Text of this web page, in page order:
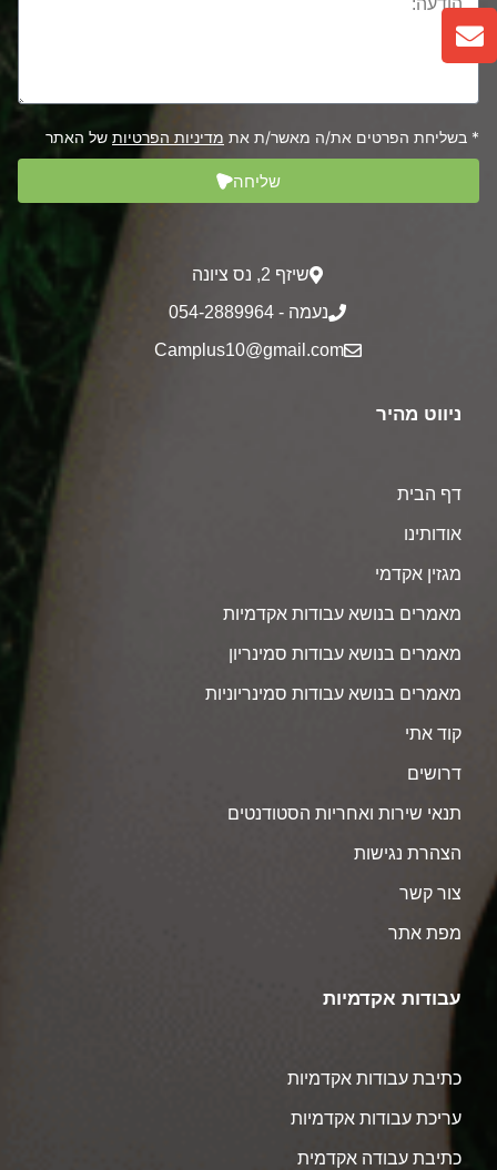
* בשליחת הפרטים את/ה מאשר/ת את מדיניות הפרטיות של האתר
שליחה
שיזף 2‎, נס ציונה
נעמה - 054-2889964
Camplus10@gmail.com
ניווט מהיר
דף הבית
אודותינו
מגזין אקדמי
מאמרים בנושא עבודות אקדמיות
מאמרים בנושא עבודות סמינריון
מאמרים בנושא עבודות סמינריוניות
קוד אתי
דרושים
תנאי שירות ואחריות הסטודנטים
הצהרת נגישות
צור קשר
מפת אתר
עבודות אקדמיות
כתיבת עבודות אקדמיות
עריכת עבודות אקדמיות
כתיבת עבודה אקדמית